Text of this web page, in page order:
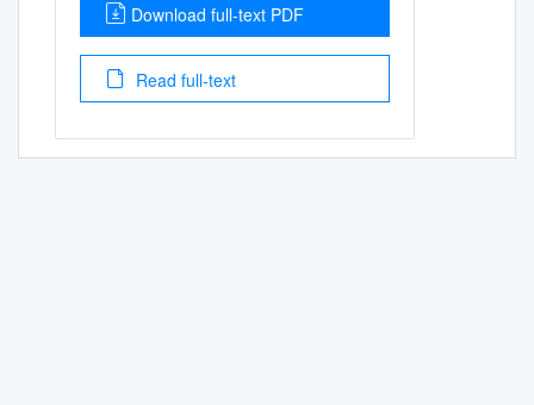
Download full-text PDF
Read full-text